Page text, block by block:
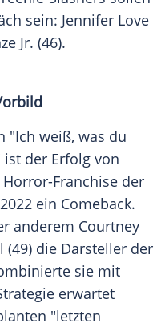
sein: Jennifer Love
Jr. (46).
"Ich weiß, was du
der Erfolg von
Franchise der
ein Comeback.
anderem Courtney
(49) die Darsteller der
sie mit
erwartet
"letzten